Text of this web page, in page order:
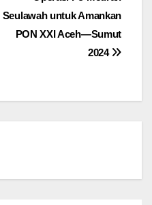
Seulawah untuk Amankan
PON XXI Aceh—Sumut
2024